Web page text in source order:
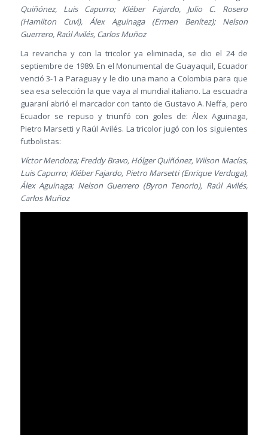
Quiñónez, Luis Capurro; Kléber Fajardo, Julio C. Rosero
(Hamilton Cuvi), Álex Aguinaga (Ermen Benítez); Nelson
Guerrero, Raúl Avilés, Carlos Muñoz
La revancha y con la tricolor ya eliminada, se dio el 24 de
septiembre de 1989. En el Monumental de Guayaquil, Ecuador
venció 3-1 a Paraguay y le dio una mano a Colombia para que
sea esa selección la que vaya al mundial italiano. La escuadra
guaraní abrió el marcador con tanto de Gustavo A. Neffa, pero
Ecuador se repuso y triunfó con goles de: Álex Aguinaga,
Pietro Marsetti y Raúl Avilés. La tricolor jugó con los siguientes
futbolistas:
Víctor Mendoza; Freddy Bravo, Hólger Quiñónez, Wilson Macías,
Luis Capurro; Kléber Fajardo, Pietro Marsetti (Enrique Verduga),
Álex Aguinaga; Nelson Guerrero (Byron Tenorio), Raúl Avilés,
Carlos Muñoz